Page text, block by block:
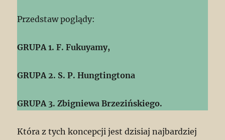
Przedstaw poglądy:
GRUPA 1. F. Fukuyamy,
GRUPA 2. S. P. Hungtingtona
GRUPA 3. Zbigniewa Brzezińskiego.
Która z tych koncepcji jest dzisiaj najbardziej